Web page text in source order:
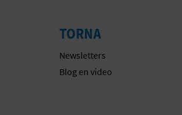
TORNA
Newsletters
Blog en video